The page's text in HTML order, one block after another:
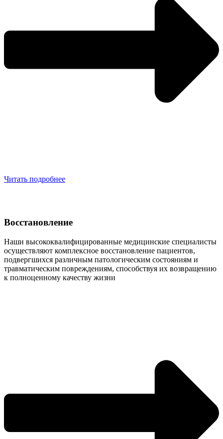
Читать подробнее
Восстановление
Наши высококвалифицированные медицинские специалисты
осуществляют комплексное восстановление пациентов,
подвергшихся различным патологическим состояниям и
травматическим повреждениям, способствуя их возвращению
к полноценному качеству жизни